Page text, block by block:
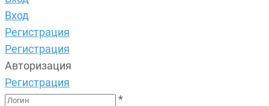
Вход
Регистрация
Регистрация
Авторизация
Регистрация
*